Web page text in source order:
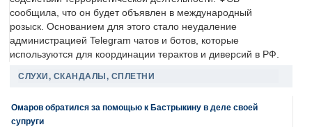
сообщила, что он будет объявлен в международный
розыск. Основанием для этого стало неудаление
администрацией Telegram чатов и ботов, которые
используются для координации терактов и диверсий в РФ.
СЛУХИ, СКАНДАЛЫ, СПЛЕТНИ
Омаров обратился за помощью к Бастрыкину в деле своей
супруги